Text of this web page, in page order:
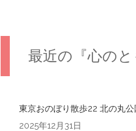
最近の『心のと
東京おのぼり散歩22 北の丸
2025年12月31日